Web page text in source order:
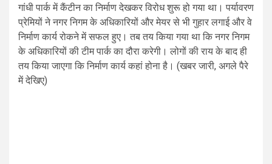
गांधी पार्क में कैंटीन का निर्माण देखकर विरोध शुरू हो गया था। पर्यावरण
प्रेमियों ने नगर निगम के अधिकारियों और मेयर से भी गुहार लगाई और वे
निर्माण कार्य रोकने में सफल हुए। तब तय किया गया था कि नगर निगम
के अधिकारियों की टीम पार्क का दौरा करेगी। लोगों की राय के बाद ही
तय किया जाएगा कि निर्माण कार्य कहां होना है। (खबर जारी, अगले पैरे
में देखिए)